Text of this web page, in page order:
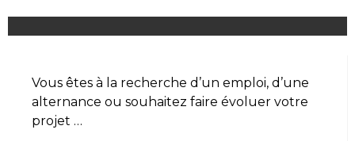
Vous êtes à la recherche d’un emploi, d’une
alternance ou souhaitez faire évoluer votre
projet …